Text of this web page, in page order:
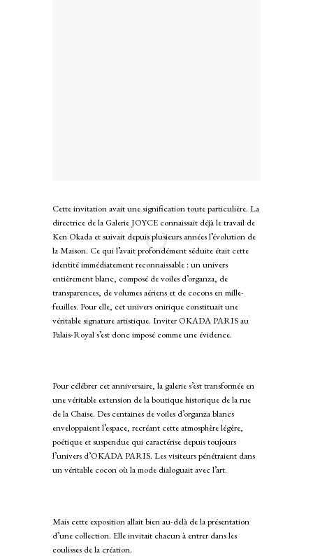
Cette invitation avait une signification toute particulière. La
directrice de la Galerie JOYCE connaissait déjà le travail de
Ken Okada et suivait depuis plusieurs années l’évolution de
la Maison. Ce qui l’avait profondément séduite était cette
identité immédiatement reconnaissable : un univers
entièrement blanc, composé de voiles d’organza, de
transparences, de volumes aériens et de cocons en mille-
feuilles. Pour elle, cet univers onirique constituait une
véritable signature artistique. Inviter OKADA PARIS au
Palais-Royal s’est donc imposé comme une évidence.
Pour célébrer cet anniversaire, la galerie s’est transformée en
une véritable extension de la boutique historique de la rue
de la Chaise. Des centaines de voiles d’organza blancs
enveloppaient l’espace, recréant cette atmosphère légère,
poétique et suspendue qui caractérise depuis toujours
l’univers d’OKADA PARIS. Les visiteurs pénétraient dans
un véritable cocon où la mode dialoguait avec l’art.
Mais cette exposition allait bien au-delà de la présentation
d’une collection. Elle invitait chacun à entrer dans les
coulisses de la création.